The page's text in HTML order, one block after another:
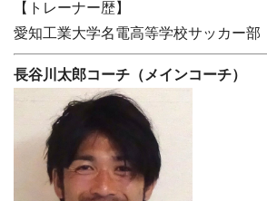
【トレーナー歴】
愛知工業大学名電高等学校サッカー部
長谷川太郎コーチ（メインコーチ）